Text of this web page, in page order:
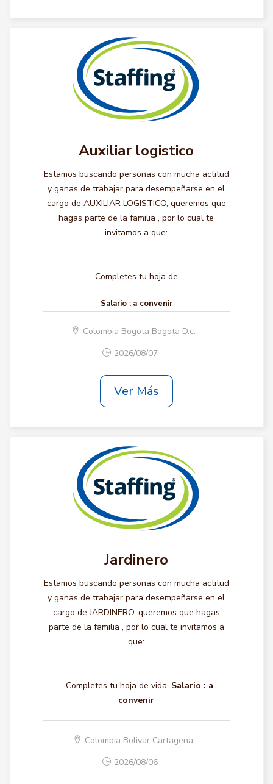
Auxiliar logistico
Estamos buscando personas con mucha actitud
y ganas de trabajar para desempeñarse en el
cargo de AUXILIAR LOGISTICO, queremos que
hagas parte de la familia , por lo cual te
invitamos a que:
- Completes tu hoja de...
Salario : a convenir
Colombia Bogota Bogota D.c.
2026/08/07
Ver Más
Jardinero
Estamos buscando personas con mucha actitud
y ganas de trabajar para desempeñarse en el
cargo de JARDINERO, queremos que hagas
parte de la familia , por lo cual te invitamos a
que:
- Completes tu hoja de vida. Salario : a
convenir
Colombia Bolivar Cartagena
2026/08/06